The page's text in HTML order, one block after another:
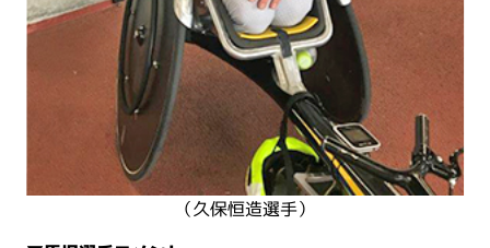
（久保恒造選手）